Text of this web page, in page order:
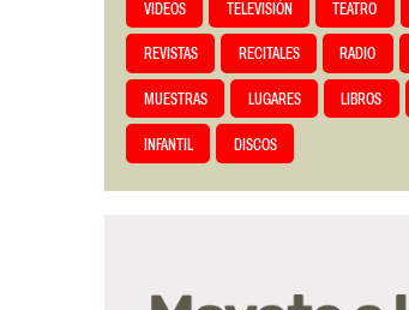
VIDEOS TELEVISIÓN TEATRO
REVISTAS RECITALES RADIO
MUESTRAS LUGARES LIBROS
INFANTIL DISCOS